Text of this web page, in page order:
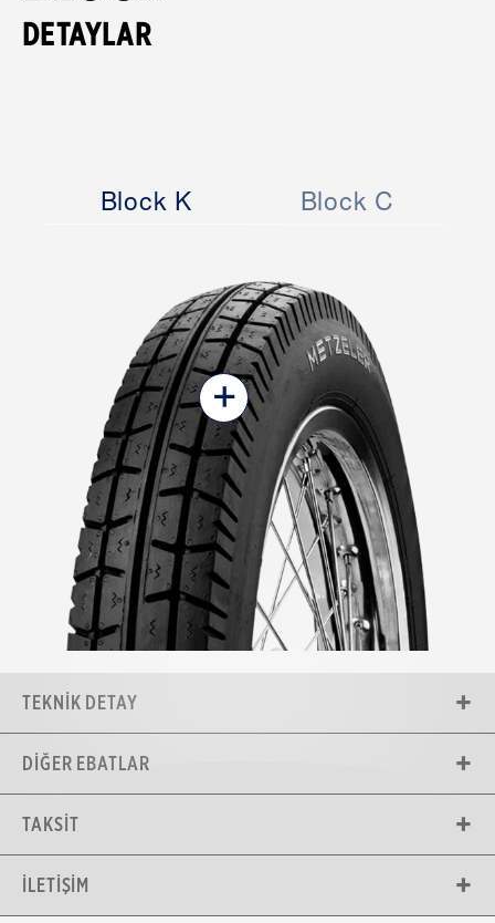
DETAYLAR
Block K Block C
+
TEKNIK DETAY
DIĞER EBATLAR
TAKSIT
İLETIŞIM